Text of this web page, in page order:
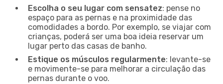
Escolha o seu lugar com sensatez: pense no
espaço para as pernas e na proximidade das
comodidades a bordo. Por exemplo, se viajar com
crianças, poderá ser uma boa ideia reservar um
lugar perto das casas de banho.
Estique os músculos regularmente: levante-se
e movimente-se para melhorar a circulação das
pernas durante o voo.